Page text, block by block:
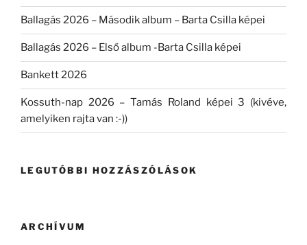
Ballagás 2026 – Második album – Barta Csilla képei
Ballagás 2026 – Első album -Barta Csilla képei
Bankett 2026
Kossuth-nap 2026 – Tamás Roland képei 3 (kivéve,
amelyiken rajta van :-))
LEGUTÓBBI HOZZÁSZÓLÁSOK
ARCHÍVUM